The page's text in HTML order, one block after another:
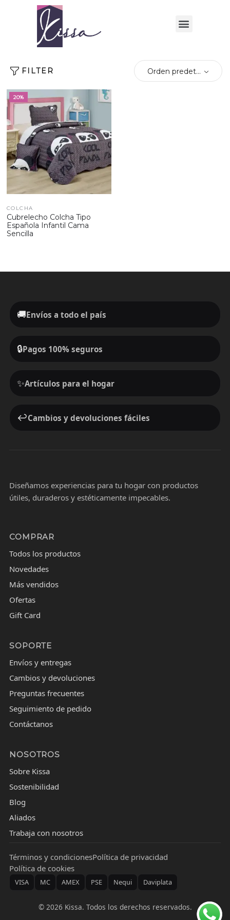
FILTER Orden predeterminado
20%
COLCHA
Cubrelecho Colcha Tipo
Española Infantil Cama
Sencilla
🚚Envíos a todo el país
🔒Pagos 100% seguros
✨Artículos para el hogar
↩️Cambios y devoluciones fáciles
Diseñamos experiencias para tu hogar con productos
útiles, duraderos y estéticamente impecables.
COMPRAR
Todos los productos
Novedades
Más vendidos
Ofertas
Gift Card
SOPORTE
Envíos y entregas
Cambios y devoluciones
Preguntas frecuentes
Seguimiento de pedido
Contáctanos
NOSOTROS
Sobre Kissa
Sostenibilidad
Blog
Aliados
Trabaja con nosotros
Términos y condicionesPolítica de privacidad
Política de cookies
VISA MC AMEX PSE Nequi Daviplata
© 2026 Kissa. Todos los derechos reservados.